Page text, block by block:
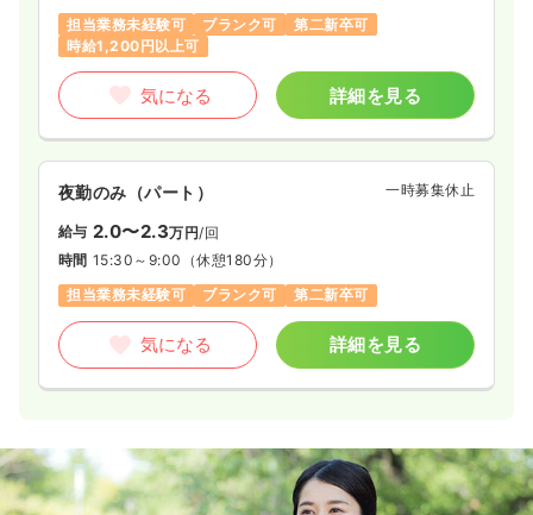
担当業務未経験可
ブランク可
第二新卒可
時給1,200円以上可
気になる 詳細を見る
夜勤のみ（パート） 一時募集休止
給与 2.0〜2.3万円/回
時間 15:30～9:00 （休憩180分）
担当業務未経験可
ブランク可 第二新卒可
気になる 詳細を見る